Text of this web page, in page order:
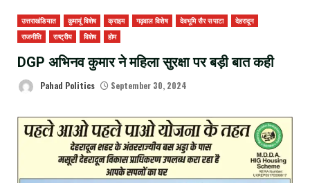
उत्तराखंडियात कुमायूं विशेष क्राइम गढ़वाल विशेष देवभूमि सैर सपाटा
देहरादून
राजनीति
राष्ट्रीय विशेष होम
DGP अभिनव कुमार ने महिला सुरक्षा पर बड़ी बात कही
Pahad Politics September 30, 2024